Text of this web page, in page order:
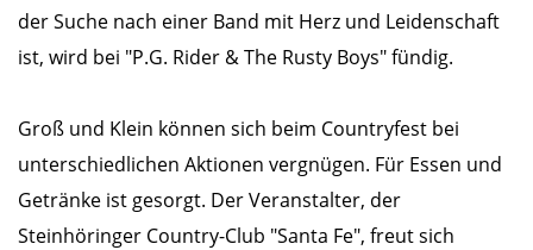
der Suche nach einer Band mit Herz und Leidenschaft
ist, wird bei "P.G. Rider & The Rusty Boys" fündig.
Groß und Klein können sich beim Countryfest bei
unterschiedlichen Aktionen vergnügen. Für Essen und
Getränke ist gesorgt. Der Veranstalter, der
Steinhöringer Country-Club "Santa Fe", freut sich